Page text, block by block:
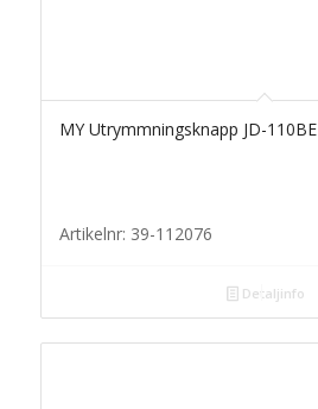
MY Utrymmningsknapp JD-110BE
Artikelnr: 39-112076
Detaljinfo